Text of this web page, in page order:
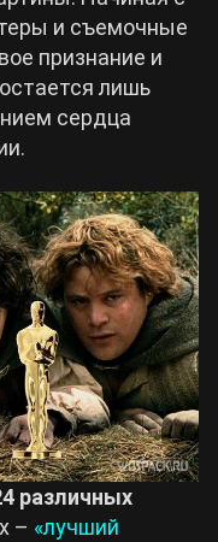
и съемочные
признание и
лишь
сердца
различных
– «лучший